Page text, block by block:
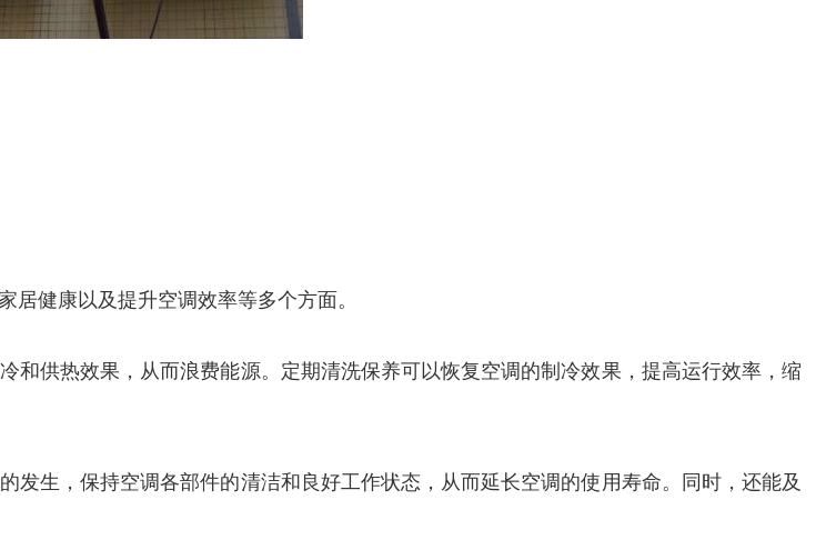
健康以及提升空调效率等多个方面‌。
供热效果，从而浪费能源。定期清洗保养可以恢复空调的制冷效果，提高运行效率，缩
生，保持空调各部件的清洁和良好工作状态，从而延长空调的使用寿命。同时，还能及